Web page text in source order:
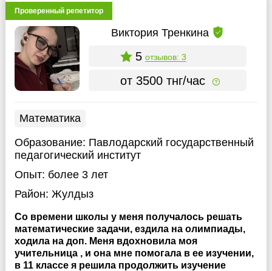
Проверенный репетитор
Виктория Тренкина
5 отзывов: 3
от 3500 тнг/час
Математика
Образование: Павлодарский государственный
педагогический институт
Опыт: более 3 лет
Район: Жулдыз
Со времени школы у меня получалось решать
математические задачи, ездила на олимпиады,
ходила на доп. Меня вдохновила моя
учительница , и она мне помогала в ее изучении,
в 11 классе я решила продолжить изучение